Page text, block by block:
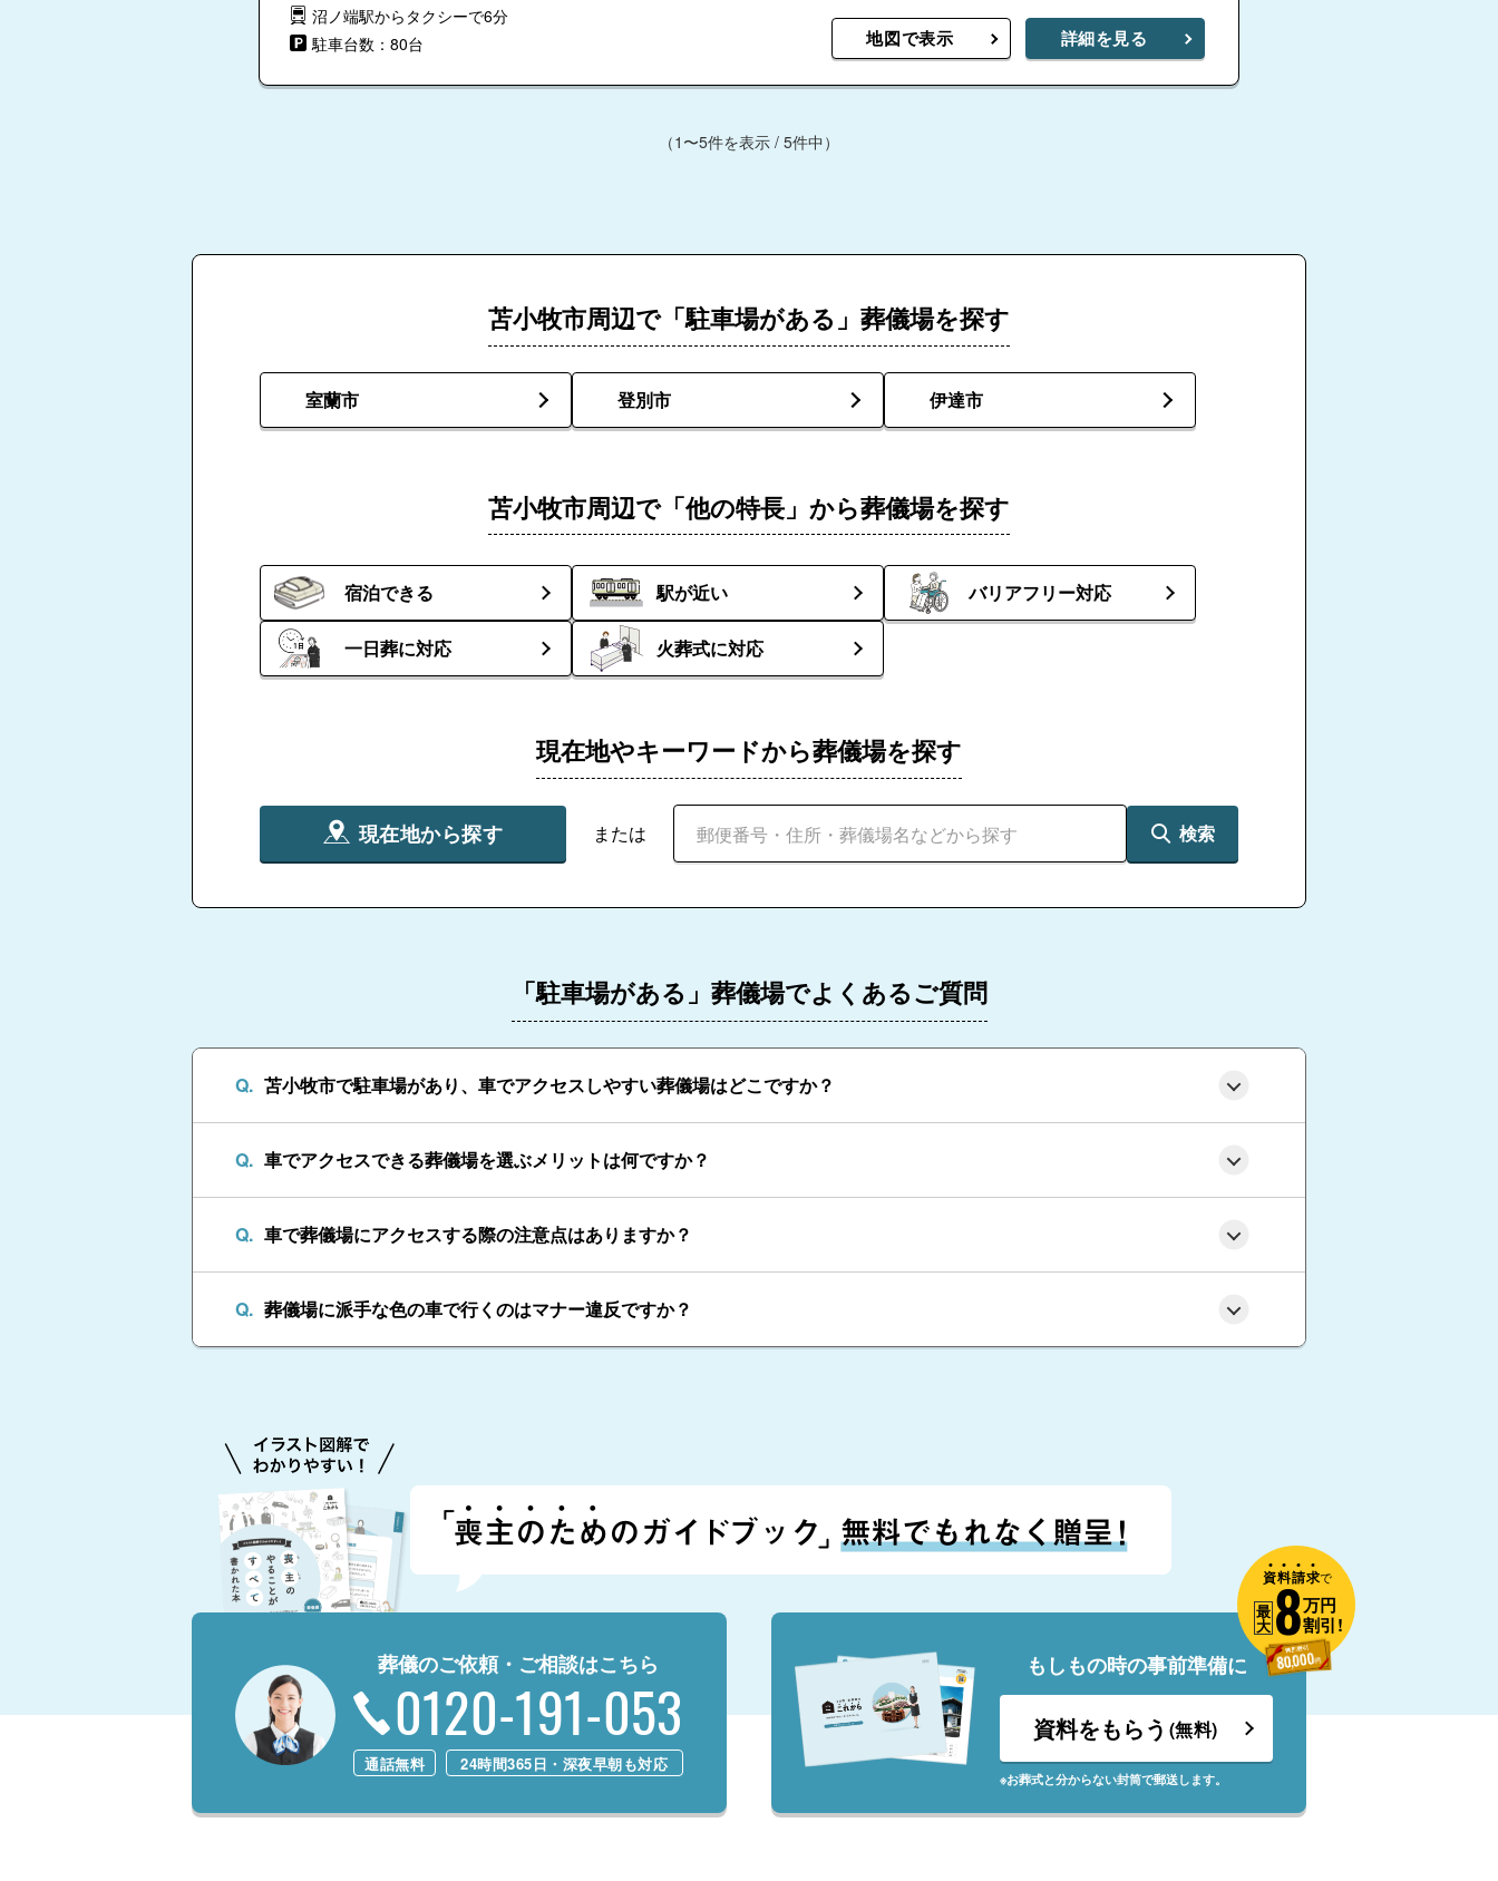
沼ノ端駅からタクシーで6分
駐車台数：80台
地図で表示 詳細を見る
（1〜5件を表示 / 5件中）
苫小牧市周辺で「駐車場がある」葬儀場を探す
室蘭市 登別市 伊達市
苫小牧市周辺で「他の特長」から葬儀場を探す
宿泊できる 駅が近い バリアフリー対応
一日葬に対応 火葬式に対応
現在地やキーワードから葬儀場を探す
現在地から探す または 検索
「駐車場がある」葬儀場でよくあるご質問
苫小牧市で駐車場があり、車でアクセスしやすい葬儀場はどこですか？
車でアクセスできる葬儀場を選ぶメリットは何ですか？
車で葬儀場にアクセスする際の注意点はありますか？
葬儀場に派手な色の車で行くのはマナー違反ですか？
葬儀のご依頼・ご相談はこちら
0120-191-053
通話無料 24時間365日・深夜早朝も対応
もしもの時の事前準備に
資料をもらう (無料)
※お葬式と分からない封筒で郵送します。
資料請求で
最
大8万円
割引!